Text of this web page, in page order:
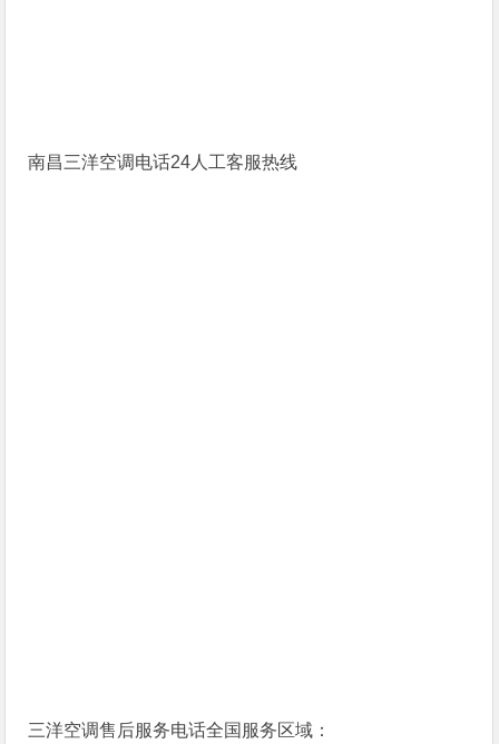
南昌三洋空调电话24人工客服热线
三洋空调售后服务电话全国服务区域：